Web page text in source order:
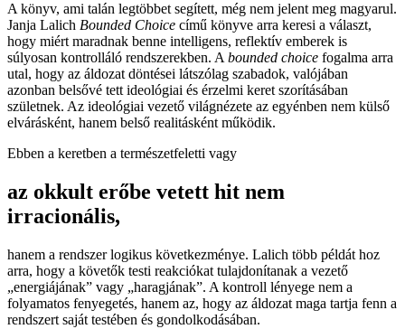
A könyv, ami talán legtöbbet segített, még nem jelent meg magyarul.
Janja Lalich Bounded Choice című könyve arra keresi a választ,
hogy miért maradnak benne intelligens, reflektív emberek is
súlyosan kontrolláló rendszerekben. A bounded choice fogalma arra
utal, hogy az áldozat döntései látszólag szabadok, valójában
azonban belsővé tett ideológiai és érzelmi keret szorításában
születnek. Az ideológiai vezető világnézete az egyénben nem külső
elvárásként, hanem belső realitásként működik.
Ebben a keretben a természetfeletti vagy
az okkult erőbe vetett hit nem
irracionális,
hanem a rendszer logikus következménye. Lalich több példát hoz
arra, hogy a követők testi reakciókat tulajdonítanak a vezető
„energiájának” vagy „haragjának”. A kontroll lényege nem a
folyamatos fenyegetés, hanem az, hogy az áldozat maga tartja fenn a
rendszert saját testében és gondolkodásában.